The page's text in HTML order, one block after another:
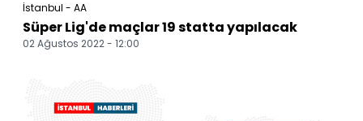
İstanbul - AA
Süper Lig'de maçlar 19 statta yapılacak
02 Ağustos 2022 - 12:00